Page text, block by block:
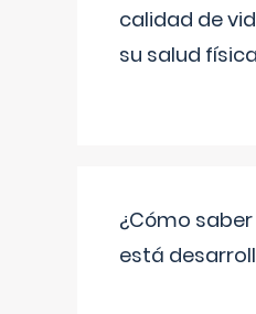
calidad de
su salud
¿Cómo
está